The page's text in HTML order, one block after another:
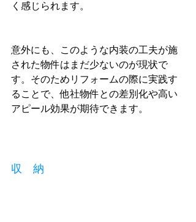
く感じられます。
意外にも、このような内装の工夫が施
された物件はまだ少ないのが現状で
す。そのためリフォームの際に実践す
ることで、他社物件との差別化や高い
アピール効果が期待できます。
収　納